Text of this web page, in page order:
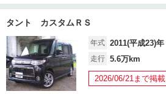
タント カスタムＲＳ
年式 2011(平成23)年
走行 5.6万km
2026/06/21まで掲載